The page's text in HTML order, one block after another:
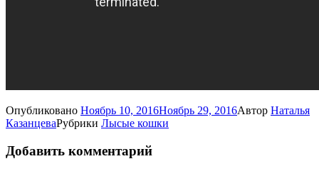
Опубликовано Ноябрь 10, 2016Ноябрь 29, 2016Автор Наталья
КазанцеваРубрики Лысые кошки
Добавить комментарий